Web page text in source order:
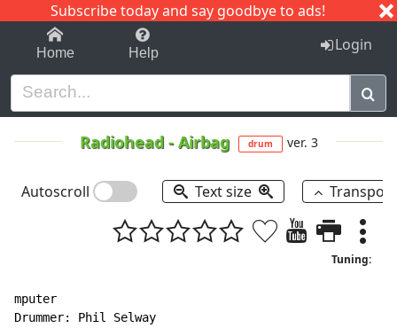
Subscribe today and say goodbye to ads!
1-9 C I J
Home Help Login
Radiohead-Airbag drum ver. 3
Autoscroll Text size
Tuning:
mputer
Drummer: Phil Selway